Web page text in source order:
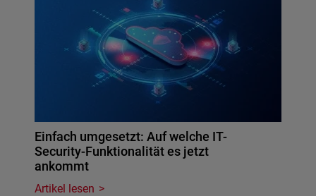
Einfach umgesetzt: Auf welche IT-
Security-Funktionalität es jetzt
ankommt
Artikel lesen